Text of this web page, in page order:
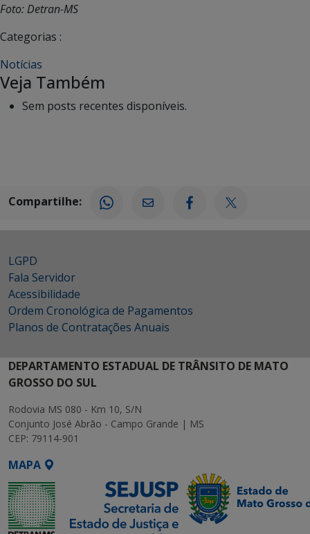
Foto: Detran-MS
Categorias :
Notícias
Veja Também
Sem posts recentes disponíveis.
Compartilhe:
LGPD
Fala Servidor
Acessibilidade
Ordem Cronológica de Pagamentos
Planos de Contratações Anuais
DEPARTAMENTO ESTADUAL DE TRÂNSITO DE MATO
GROSSO DO SUL
Rodovia MS 080 - Km 10, S/N
Conjunto José Abrão - Campo Grande | MS
CEP: 79114-901
MAPA